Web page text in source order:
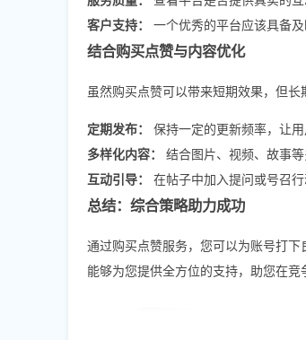
客户支持：
一个优秀的平台应该具备及
结合购买点赞与内容优化
虽然购买点赞可以带来短期效果，但
定期发布：
保持一定的更新频率，让
多样化内容：
结合图片、视频、故事
互动引导：
在帖子中加入提问或号召
总结：综合策略助力成功
通过购买点赞服务，您可以为账号打
能够为您提供全方位的支持，助您在竞